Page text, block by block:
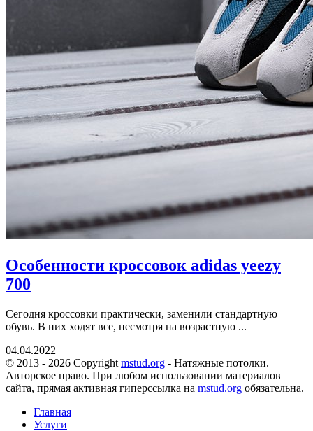
Особенности кроссовок adidas yeezy
700
Сегодня кроссовки практически, заменили стандартную
обувь. В них ходят все, несмотря на возрастную ...
04.04.2022
© 2013 - 2026 Copyright mstud.org - Натяжные потолки.
Авторское право. При любом использовании материалов
сайта, прямая активная гиперссылка на mstud.org обязательна.
Главная
Услуги